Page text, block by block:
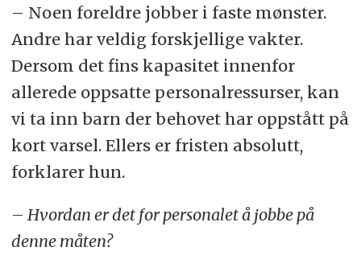
– Noen foreldre jobber i faste mønster.
Andre har veldig forskjellige vakter.
Dersom det fins kapasitet innenfor
allerede oppsatte personalressurser, kan
vi ta inn barn der behovet har oppstått på
kort varsel. Ellers er fristen absolutt,
forklarer hun.
– Hvordan er det for personalet å jobbe på
denne måten?